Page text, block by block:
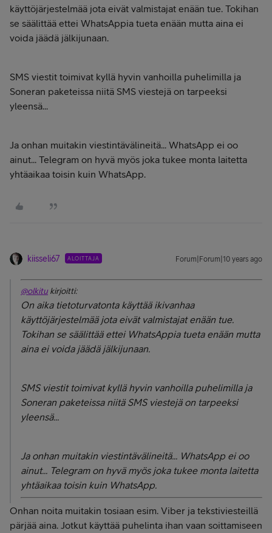
käyttöjärjestelmää jota eivät valmistajat enään tue. Tokihan
se säälittää ettei WhatsAppia tueta enään mutta aina ei
voida jäädä jälkijunaan.
SMS viestit toimivat kyllä hyvin vanhoilla puhelimilla ja
Soneran paketeissa niitä SMS viestejä on tarpeeksi
yleensä...
Ja onhan muitakin viestintävälineitä... WhatsApp ei oo
ainut... Telegram on hyvä myös joka tukee monta laitetta
yhtäaikaa toisin kuin WhatsApp.
kiisseli67 ALOITTAJA Forum|Forum|10 years ago
@olkitukirjoitti:
On aika tietoturvatonta käyttää ikivanhaa
käyttöjärjestelmää jota eivät valmistajat enään tue.
Tokihan se säälittää ettei WhatsAppia tueta enään mutta
aina ei voida jäädä jälkijunaan.
SMS viestit toimivat kyllä hyvin vanhoilla puhelimilla ja
Soneran paketeissa niitä SMS viestejä on tarpeeksi
yleensä...
Ja onhan muitakin viestintävälineitä... WhatsApp ei oo
ainut... Telegram on hyvä myös joka tukee monta laitetta
yhtäaikaa toisin kuin WhatsApp.
Onhan noita muitakin tosiaan esim. Viber ja tekstiviesteillä
pärjää aina. Jotkut käyttää puhelinta ihan vaan soittamiseen